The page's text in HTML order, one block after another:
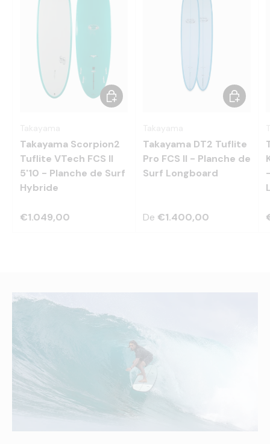
Takayama Scorpion2
Tuflite VTech FCS II
5'10 - Planche de Surf
Hybride
€1.049,00
Choisir les options
Takayama DT2 Tuflite
Pro FCS II - Planche de
Surf Longboard
De €1.400,00
Choisir